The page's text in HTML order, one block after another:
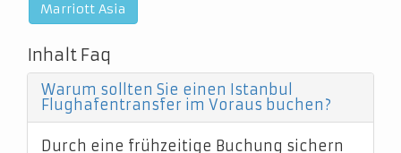
Marriott Asia
Inhalt Faq
Warum sollten Sie einen Istanbul
Flughafentransfer im Voraus buchen?
Durch eine frühzeitige Buchung sichern